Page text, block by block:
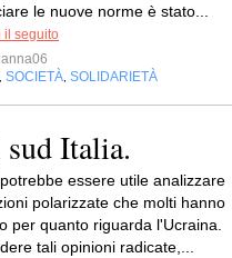
le nuove norme è stato...
il seguito
SOCIETÀ SOLIDARIETÀ
Italia.
essere utile analizzare
polarizzate che molti hanno
per quanto riguarda l'Ucraina.
tali opinioni radicate,...